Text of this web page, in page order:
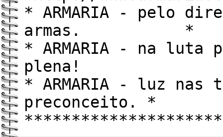
* ARMARIA - pelo
armas. *
* ARMARIA - na luta
plena!
* ARMARIA - luz nas
preconceito. *